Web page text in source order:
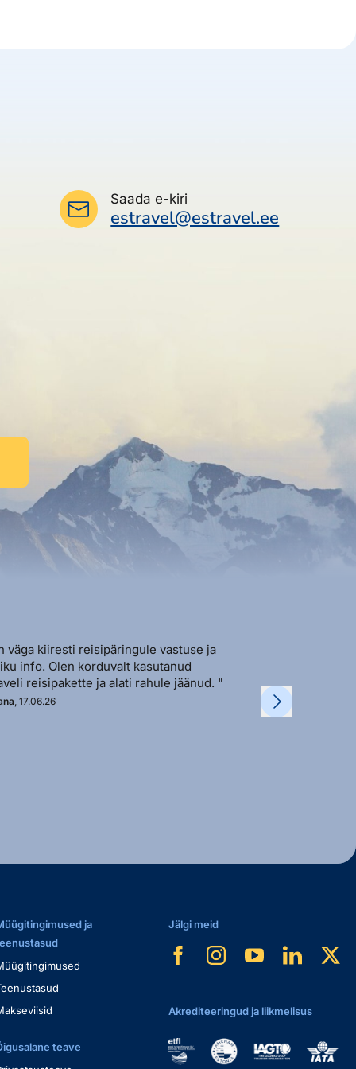
Saada e-kiri
estravel@estravel.ee
väga kiiresti reisipäringule vastuse ja
info. Olen korduvalt kasutanud
reisipakette ja alati rahule jäänud. "
, 17.06.26
soovi korral. "
Kadi, 11.06.26
ja
teave
Jälgi meid
Akrediteeringud ja liikmelisus